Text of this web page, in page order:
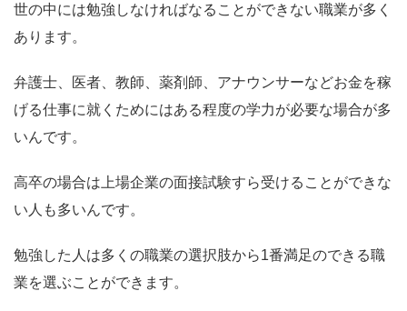
世の中には勉強しなければなることができない職業が多く
あります。
弁護士、医者、教師、薬剤師、アナウンサーなどお金を稼
げる仕事に就くためにはある程度の学力が必要な場合が多
いんです。
高卒の場合は上場企業の面接試験すら受けることができな
い人も多いんです。
勉強した人は多くの職業の選択肢から1番満足のできる職
業を選ぶことができます。